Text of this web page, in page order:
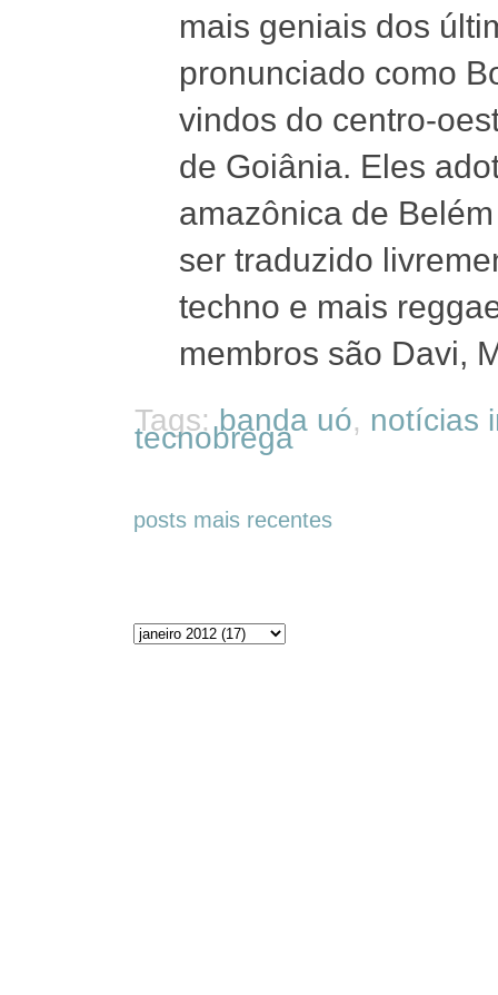
mais geniais dos
pronunciado como
vindos do centro-
de Goiânia. Eles
amazônica de
ser traduzido
techno e mais
membros são Davi,
Tags:banda uó, notícias
tecnobrega
posts mais recentes